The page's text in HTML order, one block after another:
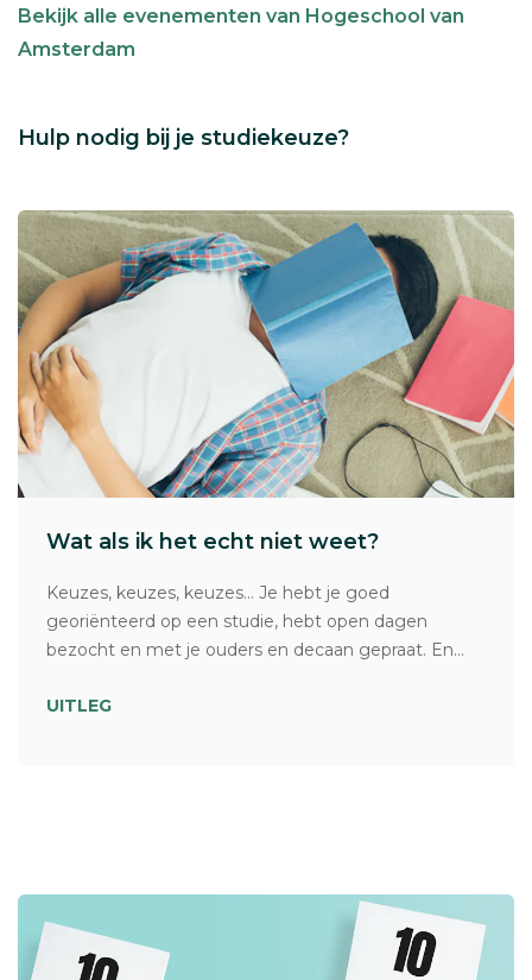
Bekijk alle evenementen van Hogeschool van
Amsterdam
Hulp nodig bij je studiekeuze?
Wat als ik het echt niet weet?
Keuzes, keuzes, keuzes… Je hebt je goed
georiënteerd op een studie, hebt open dagen
bezocht en met je ouders en decaan gepraat. En...
UITLEG